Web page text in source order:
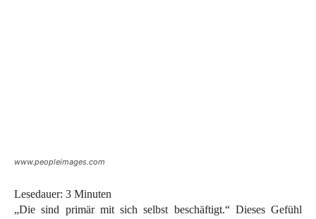
www.peopleimages.com
Lesedauer: 3 Minuten
„Die sind primär mit sich selbst beschäftigt.“ Dieses Gefühl